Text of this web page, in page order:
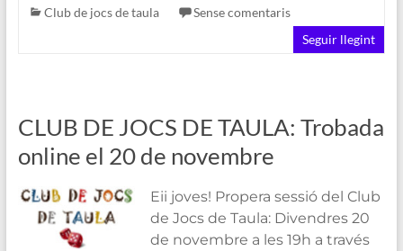
Club de jocs de taula
Sense comentaris
Seguir llegint
CLUB DE JOCS DE TAULA: Trobada
online el 20 de novembre
Eii joves! Propera sessió del Club
de Jocs de Taula: Divendres 20
de novembre a les 19h a través